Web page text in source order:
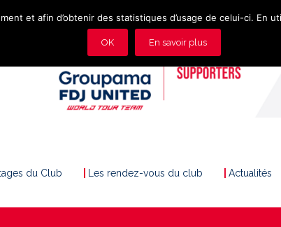
du Club Les rendez-vous du club Actualités
et afin d’obtenir des statistiques d’usage de celui-ci. En
OK En savoir plus